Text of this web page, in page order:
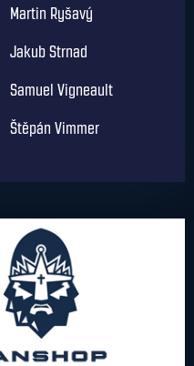
Martin Ryšavý
Jakub Strnad
Samuel Vigneault
Štěpán Vimmer